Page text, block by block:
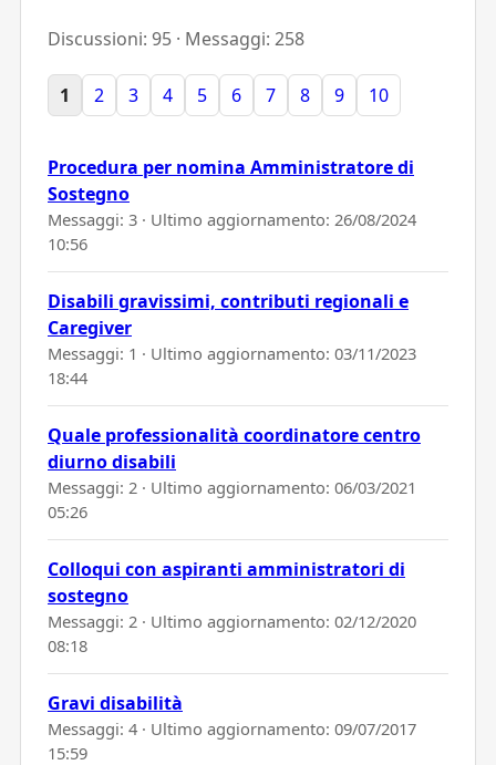
Discussioni: 95 · Messaggi: 258
1 2 3 4 5 6 7 8 9 10
Procedura per nomina Amministratore di
Sostegno
Messaggi: 3 · Ultimo aggiornamento: 26/08/2024
10:56
Disabili gravissimi, contributi regionali e
Caregiver
Messaggi: 1 · Ultimo aggiornamento: 03/11/2023
18:44
Quale professionalità coordinatore centro
diurno disabili
Messaggi: 2 · Ultimo aggiornamento: 06/03/2021
05:26
Colloqui con aspiranti amministratori di
sostegno
Messaggi: 2 · Ultimo aggiornamento: 02/12/2020
08:18
Gravi disabilità
Messaggi: 4 · Ultimo aggiornamento: 09/07/2017
15:59